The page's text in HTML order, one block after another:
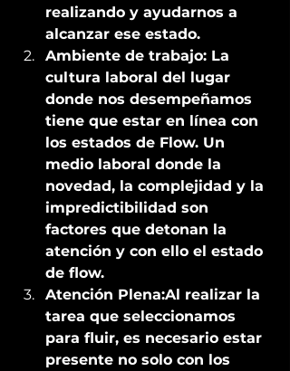
realizando y ayudarnos a
alcanzar ese estado.
Ambiente de trabajo: La
cultura laboral del lugar
donde nos desempeñamos
tiene que estar en línea con
los estados de Flow. Un
medio laboral donde la
novedad, la complejidad y la
impredictibilidad son
factores que detonan la
atención y con ello el estado
de flow.
Atención Plena:Al realizar la
tarea que seleccionamos
para fluir, es necesario estar
presente no solo con los